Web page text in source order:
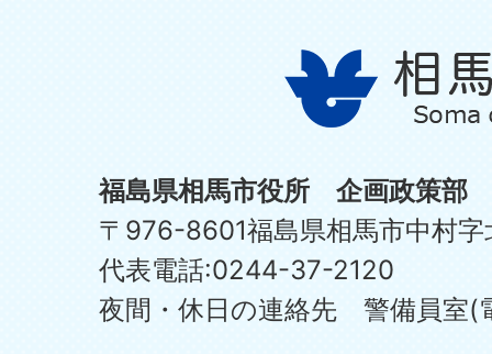
福島県相馬市役所 企画政策部
〒976-8601福島県相馬市中村
代表電話:0244-37-2120
夜間・休日の連絡先 警備員室